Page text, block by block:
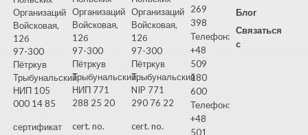
Организаций
Войсковая,
12б
97-300
Пётркув
Трыбунальский
НИП 105
000 14 85
сертификат
Организаций
Войсковая,
12б
97-300
Пётркув
Трыбунальский
НИП 771
288 25 20
cert. no.
Организаций
Войсковая,
12б
97-300
Пётркув
Трыбунальский
NIP 771
290 76 22
cert. no.
269
398
Телефон:
+48
509
180
600
Телефон:
+48
501
Блог
Связаться
с